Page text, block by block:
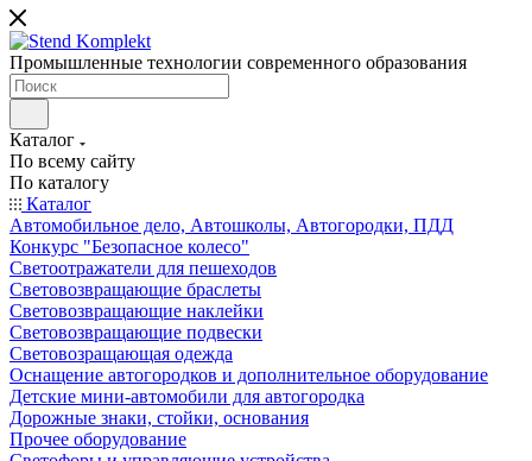
Промышленные технологии современного образования
Каталог
По всему сайту
По каталогу
Каталог
Автомобильное дело, Автошколы, Автогородки, ПДД
Конкурс "Безопасное колесо"
Светоотражатели для пешеходов
Световозвращающие браслеты
Световозвращающие наклейки
Световозвращающие подвески
Световозращающая одежда
Оснащение автогородков и дополнительное оборудование
Детские мини-автомобили для автогородка
Дорожные знаки, стойки, основания
Прочее оборудование